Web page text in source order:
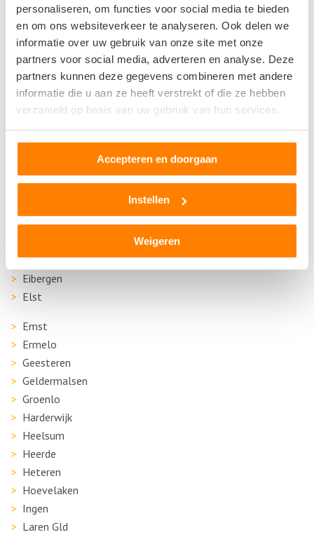
personaliseren, om functies voor social media te bieden
en om ons websiteverkeer te analyseren. Ook delen we
informatie over uw gebruik van onze site met onze
partners voor social media, adverteren en analyse. Deze
partners kunnen deze gegevens combineren met andere
informatie die u aan ze heeft verstrekt of die ze hebben
verzameld op basis van uw gebruik van hun services.
Accepteren en doorgaan
Instellen
Weigeren
Babberich
Barneveld
Bemmel
Beuningen Gld
Beusichem
Borculo
Boven Leeuwen
Brummen
Doetinchem
Druten
Ede
Eibergen
Elst
Emst
Ermelo
Geesteren
Geldermalsen
Groenlo
Harderwijk
Heelsum
Heerde
Heteren
Hoevelaken
Ingen
Laren Gld